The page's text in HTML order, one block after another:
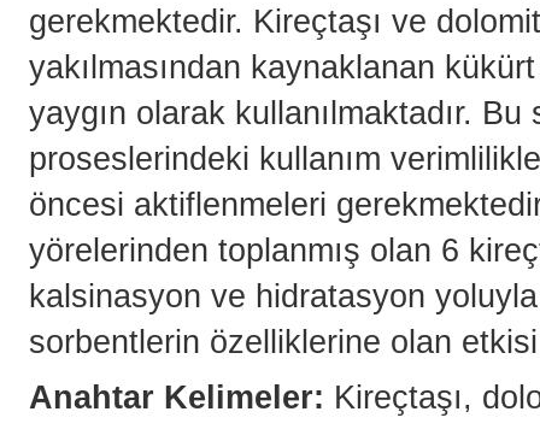
gerekmektedir. Kireçtaşı ve
yakılmasından kaynaklanan
yaygın olarak kullanılmaktadır.
proseslerindeki kullanım
öncesi aktiflenmeleri
yörelerinden toplanmış olan 6
kalsinasyon ve hidratasyon
sorbentlerin özelliklerine olan
Anahtar Kelimeler: Kireçtaşı,